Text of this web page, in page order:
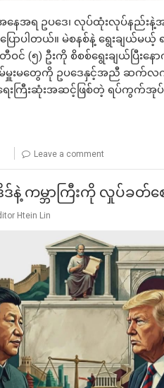
အနေအရ ဥပဒေ၊ လုပ်ထုံးလုပ်နည်
ပြောပါတယ်။ ​မဲစနစ်နဲ့ ရွေးခ
တီဝင် (၅) ဦးကို စိစစ်ရွေးချယ်ပြီ
မှူးမ​တွေကို ဥပဒေနှင့်အညီ ဆက်လ
းကြီးဆုံးအဆင့်ဖြစ်တဲ့ ရပ်ကွက်အုပ်ခ
Leave a comment
ဒ်နဲ့ ကမ္ဘာကြီးကို လှုပ်ခတ်စ
Htein Lin